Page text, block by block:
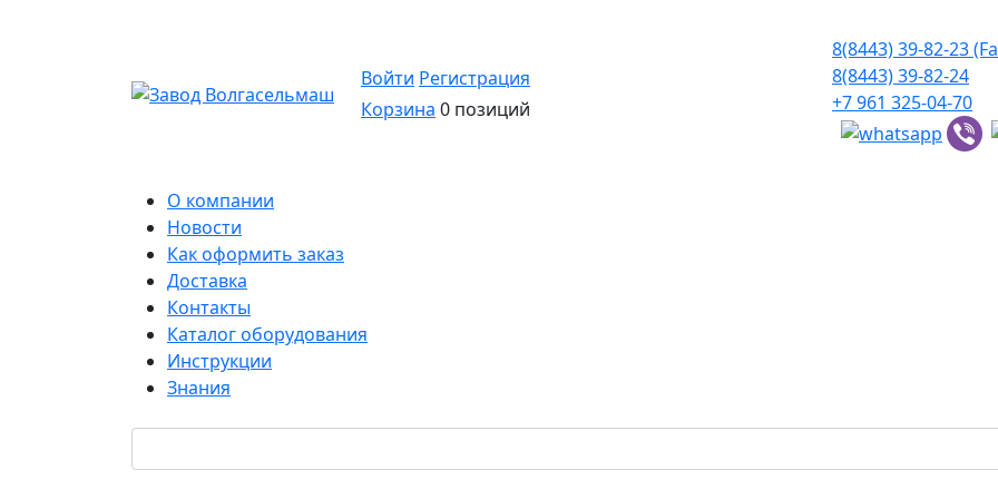
Войти Регистрация
Корзина 0 позиций
8(8443) 39-82-23
8(8443) 39-82-24
+7 961 325-04-70
О компании
Новости
Как оформить заказ
Доставка
Контакты
Каталог оборудования
Инструкции
Знания